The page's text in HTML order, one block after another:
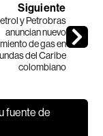
Siguiente
y Petrobras
anuncian nuevo
de gas en
del Caribe
colombiano
fuente de